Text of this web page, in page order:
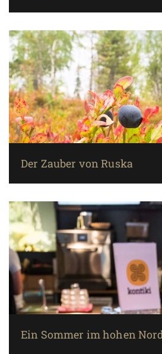
Der Zauber von Ruska
Ein Sommer im hohen